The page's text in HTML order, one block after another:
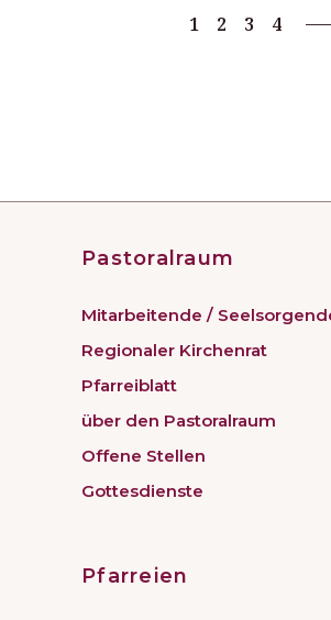
1 2 3 4
Pastoralraum
Mitarbeitende /
Regionaler Kirchenrat
Pfarreiblatt
über den Pastoralraum
Offene Stellen
Gottesdienste
Pfarreien